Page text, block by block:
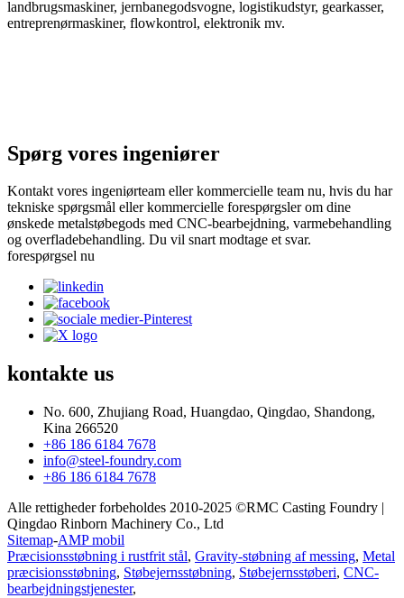
landbrugsmaskiner, jernbanegodsvogne, logistikudstyr, gearkasser,
entreprenørmaskiner, flowkontrol, elektronik mv.
Spørg vores ingeniører
Kontakt vores ingeniørteam eller kommercielle team nu, hvis du har
tekniske spørgsmål eller kommercielle forespørgsler om dine
ønskede metalstøbegods med CNC-bearbejdning, varmebehandling
og overfladebehandling. Du vil snart modtage et svar.
forespørgsel nu
kontakte us
No. 600, Zhujiang Road, Huangdao, Qingdao, Shandong,
Kina 266520
+86 186 6184 7678
info@steel-foundry.com
+86 186 6184 7678
Alle rettigheder forbeholdes 2010-2025 ©RMC Casting Foundry |
Qingdao Rinborn Machinery Co., Ltd
Sitemap-AMP mobil
Præcisionsstøbning i rustfrit stål, Gravity-støbning af messing, Metal
præcisionsstøbning, Støbejernsstøbning, Støbejernsstøberi, CNC-
bearbejdningstjenester,